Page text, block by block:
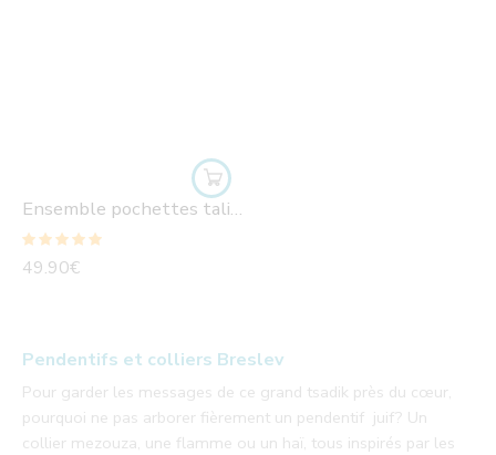
Ensemble pochettes talit/ Tefilines Breslev
Note5.00
5
49.90€
Pendentifs et colliers Breslev
Pour garder les messages de ce grand tsadik près du cœur,
pourquoi ne pas arborer fièrement un pendentif juif? Un
collier mezouza, une flamme ou un haï, tous inspirés par les